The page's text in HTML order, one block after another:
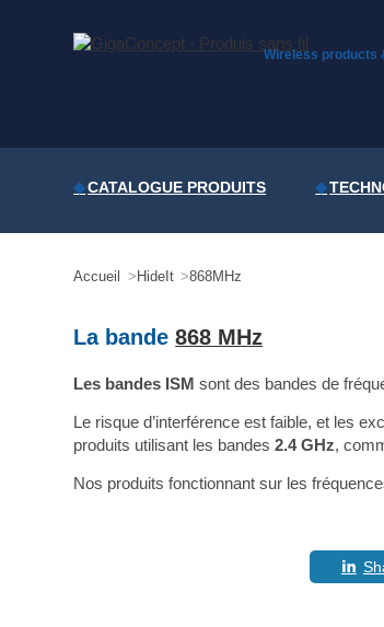
Wireless products
CATALOGUE PRODUITS
Accueil HideIt 868MHz
La bande868 MHz
Les bandes ISM sont des bandes de
Le risque d’interférence est faible, et les
produits utilisant les bandes2.4 GHz,
Nos produits fonctionnant sur les